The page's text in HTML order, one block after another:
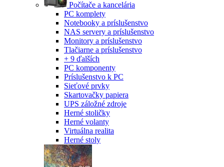
Počítače a kancelária
PC komplety
Notebooky a príslušenstvo
NAS servery a príslušenstvo
Monitory a príslušenstvo
Tlačiarne a príslušenstvo
+ 9 ďalších
PC komponenty
Príslušenstvo k PC
Sieťové prvky
Skartovačky papiera
UPS záložné zdroje
Herné stoličky
Herné volanty
Virtuálna realita
Herné stoly